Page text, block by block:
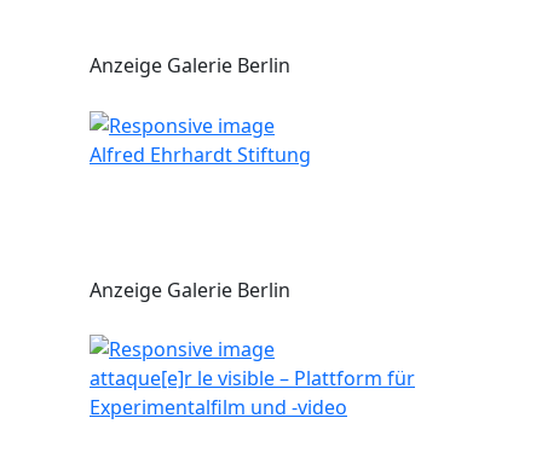
Anzeige Galerie Berlin
Alfred Ehrhardt Stiftung
Anzeige Galerie Berlin
attaque[e]r le visible – Plattform für
Experimentalfilm und -video